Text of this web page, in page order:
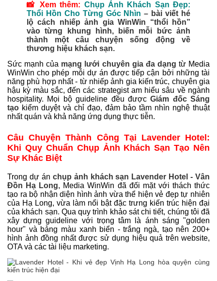
📸 Xem thêm: Chụp Ảnh Khách Sạn Đẹp:
Thổi Hồn Cho Từng Góc Nhìn – bài viết hé
lộ cách nhiếp ảnh gia WinWin “thổi hồn”
vào từng khung hình, biến mỗi bức ảnh
thành một câu chuyện sống động về
thương hiệu khách sạn.
Sức mạnh của mạng lưới chuyên gia đa dạng từ Media
WinWin cho phép mỗi dự án được tiếp cận bởi những tài
năng phù hợp nhất - từ nhiếp ảnh gia kiến trúc, chuyên gia
hậu kỳ màu sắc, đến các strategist am hiểu sâu về ngành
hospitality. Mọi bộ guideline đều đượcGiám đốc Sáng
tạo kiểm duyệt và chỉ đạo, đảm bảo tầm nhìn nghệ thuật
nhất quán và khả năng ứng dụng thực tiễn.
Câu Chuyện Thành Công Tại Lavender Hotel:
Khi Quy Chuẩn Chụp Ảnh Khách Sạn Tạo Nên
Sự Khác Biệt
Trong dự án chụp ảnh khách sạn Lavender Hotel - Vân
Đồn Hạ Long, Media WinWin đã đối mặt với thách thức
tạo ra bộ nhận diện hình ảnh vừa thể hiện vẻ đẹp tự nhiên
của Hạ Long, vừa làm nổi bật đặc trưng kiến trúc hiện đại
của khách sạn. Qua quy trình khảo sát chi tiết, chúng tôi đã
xây dựng guideline với trọng tâm là ánh sáng "golden
hour" và bảng màu xanh biển - trắng ngà, tạo nên 200+
hình ảnh đồng nhất được sử dụng hiệu quả trên website,
OTA và các tài liệu marketing.